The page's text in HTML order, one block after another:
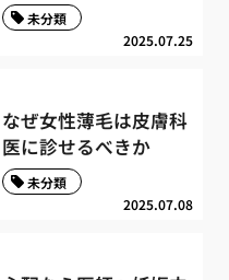
2025.07.25
未分類
なぜ女性薄毛は皮膚科
医に診せるべきか
2025.07.08
未分類